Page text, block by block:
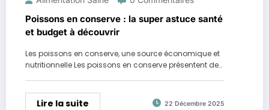
Poissons en conserve : la super astuce santé
et budget à découvrir
Les poissons en conserve, une source économique et
nutritionnelle Les poissons en conserve présentent de…
Lire la suite 22 Décembre 2025